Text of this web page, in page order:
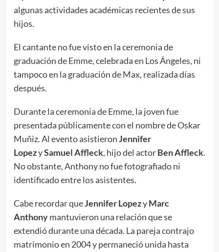
algunas actividades académicas recientes de sus
hijos.
El cantante no fue visto en la ceremonia de
graduación de Emme, celebrada en Los Ángeles, ni
tampoco en la graduación de Max, realizada días
después.
Durante la ceremonia de Emme, la joven fue
presentada públicamente con el nombre de Oskar
Muñiz. Al evento asistieronJennifer
LopezySamuel Affleck, hijo del actorBen Affleck.
No obstante, Anthony no fue fotografiado ni
identificado entre los asistentes.
Cabe recordar queJennifer LopezyMarc
Anthonymantuvieron una relación que se
extendió durante una década. La pareja contrajo
matrimonio en 2004 y permaneció unida hasta